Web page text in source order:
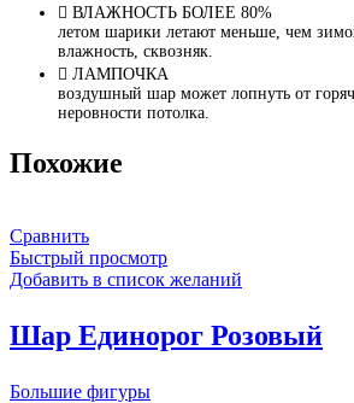
ВЛАЖНОСТЬ БОЛЕЕ 80%
летом шарики летают меньше, чем
влажность, сквозняк.
ЛАМПОЧКА
воздушный шар может лопнуть от
неровности потолка.
Похожие
Сравнить
Быстрый просмотр
Добавить в список желаний
Шар Единорог Розовый
Большие фигуры